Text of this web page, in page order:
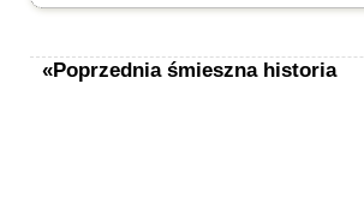
«Poprzednia śmieszna historia